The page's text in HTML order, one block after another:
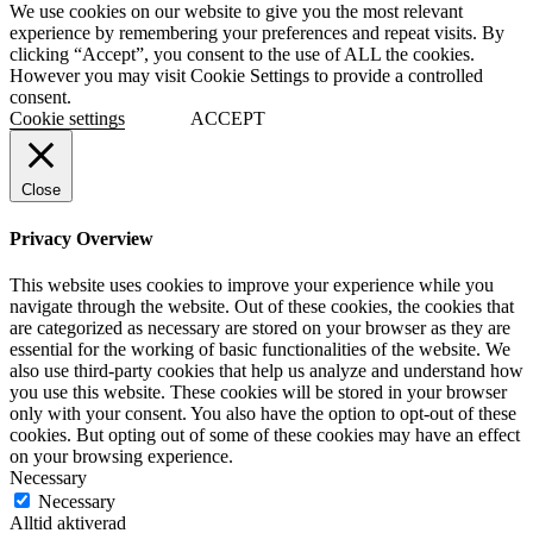
We use cookies on our website to give you the most relevant
experience by remembering your preferences and repeat visits. By
clicking “Accept”, you consent to the use of ALL the cookies.
However you may visit Cookie Settings to provide a controlled
consent.
Cookie settings
ACCEPT
Close
Privacy Overview
This website uses cookies to improve your experience while you
navigate through the website. Out of these cookies, the cookies that
are categorized as necessary are stored on your browser as they are
essential for the working of basic functionalities of the website. We
also use third-party cookies that help us analyze and understand how
you use this website. These cookies will be stored in your browser
only with your consent. You also have the option to opt-out of these
cookies. But opting out of some of these cookies may have an effect
on your browsing experience.
Necessary
Necessary
Alltid aktiverad